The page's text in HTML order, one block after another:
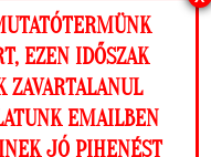
hogy a
biztosítja, MNB engedély
2013
EZEN IDŐSZAK
ZAVARTALANUL
EMAILBEN
JÓ PIHENÉST